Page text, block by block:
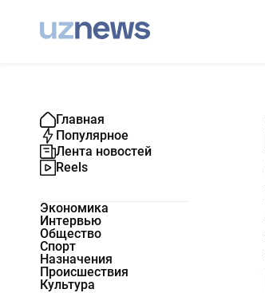
Главная
Популярное
Лента новостей
Reels
Экономика
Интервью
Общество
Спорт
Назначения
Происшествия
Культура